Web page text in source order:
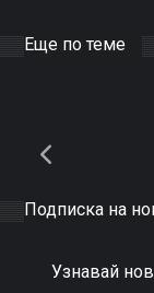
Еще по теме
Подписка на
Узнавай